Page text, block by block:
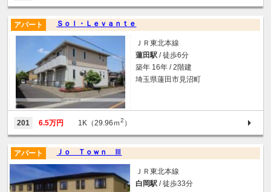
Ｓｏｌ・Ｌｅｖａｎｔｅ
アパート
ＪＲ東北本線
蓮田駅 / 徒歩6分
築年 16年 / 2階建
埼玉県蓮田市見沼町
201 6.5万円 1K（29.96ｍ2 ）
Ｊｏ Ｔｏｗｎ Ⅲ
アパート
ＪＲ東北本線
白岡駅 / 徒歩33分